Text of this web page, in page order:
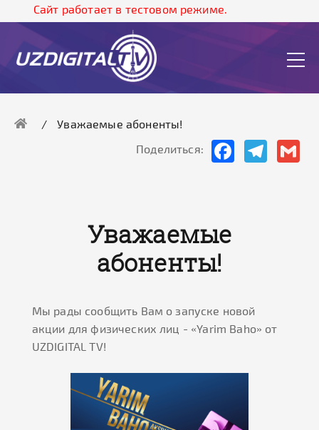
Cайт работает в тестовом режиме.
Уважаемые абоненты!
Поделиться:
FacebookTelegram
Уважаемые
абоненты!
Мы рады сообщить Вам о запуске новой
акции для физических лиц - «Yarim Baho» от
UZDIGITAL TV!